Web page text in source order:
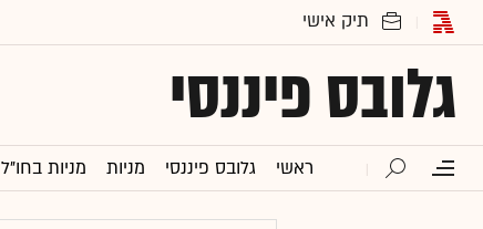
גלובס פיננסי
ראשי גלובס פיננסי מניות מניות בחו"ל